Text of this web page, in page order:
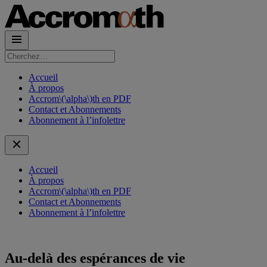
Rechercher :
Accueil
À propos
Accrom\(\alpha\)th en PDF
Contact et Abonnements
Abonnement à l’infolettre
Accueil
À propos
Accrom\(\alpha\)th en PDF
Contact et Abonnements
Abonnement à l’infolettre
Au-delà des espérances de vie